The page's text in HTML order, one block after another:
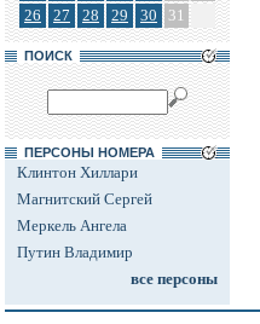
26
27 28 29 30 31
ПОИСК
ПЕРСОНЫ НОМЕРА
Клинтон Хиллари
Магнитский Сергей
Меркель Ангела
Путин Владимир
все персоны